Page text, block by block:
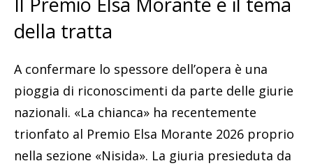
della tratta
A confermare lo spessore dell’opera è una
pioggia di riconoscimenti da parte delle giurie
nazionali. «La chianca» ha recentemente
trionfato al Premio Elsa Morante 2026 proprio
nella sezione «Nisida». La giuria presieduta da